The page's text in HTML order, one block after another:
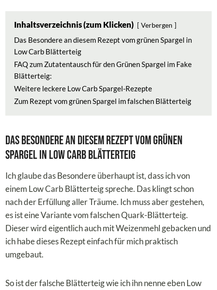
Inhaltsverzeichnis (zum Klicken) Verbergen
Das Besondere an diesem Rezept vom grünen Spargel in
Low Carb Blätterteig
FAQ zum Zutatentausch für den Grünen Spargel im Fake
Blätterteig:
Weitere leckere Low Carb Spargel-Rezepte
Zum Rezept vom grünen Spargel im falschen Blätterteig
Das Besondere an diesem Rezept vom grünen
Spargel in Low Carb Blätterteig
Ich glaube das Besondere überhaupt ist, dass ich von
einem Low Carb Blätterteig spreche. Das klingt schon
nach der Erfüllung aller Träume. Ich muss aber gestehen,
es ist eine Variante vom falschen Quark-Blätterteig.
Dieser wird eigentlich auch mit Weizenmehl gebacken und
ich habe dieses Rezept einfach für mich praktisch
umgebaut.
So ist der falsche Blätterteig wie ich ihn nenne eben Low